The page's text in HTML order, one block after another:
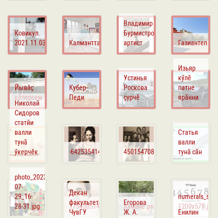
Ковикул.
2021.11.03
Калманттай
Владимир
Бурмистров
артист
Газиантеп
Йывӑҫ
кӗперсем
Кубер-
Педи
Устинья
Роскова
ҫурчӗ
Изьяр
кӳлӗ
патне
ярӑнни
Николай
Сидоров
статйи
валли
тунӑ
ӳкерчӗк
-6425354147894829198.jpg4501547088419749513.jpg
Статья
валли
тунӑ сӑн
photo_2023-
07-
29_16-
28-31.jpg
1754305143150.jpg Ахмане.png
1200x578.jpg
Декан
факультета
ЧувГУ
Егорова
Ж. А.
Енилин